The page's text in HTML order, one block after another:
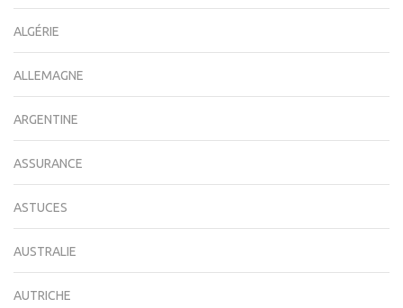
ALGÉRIE
ALLEMAGNE
ARGENTINE
ASSURANCE
ASTUCES
AUSTRALIE
AUTRICHE